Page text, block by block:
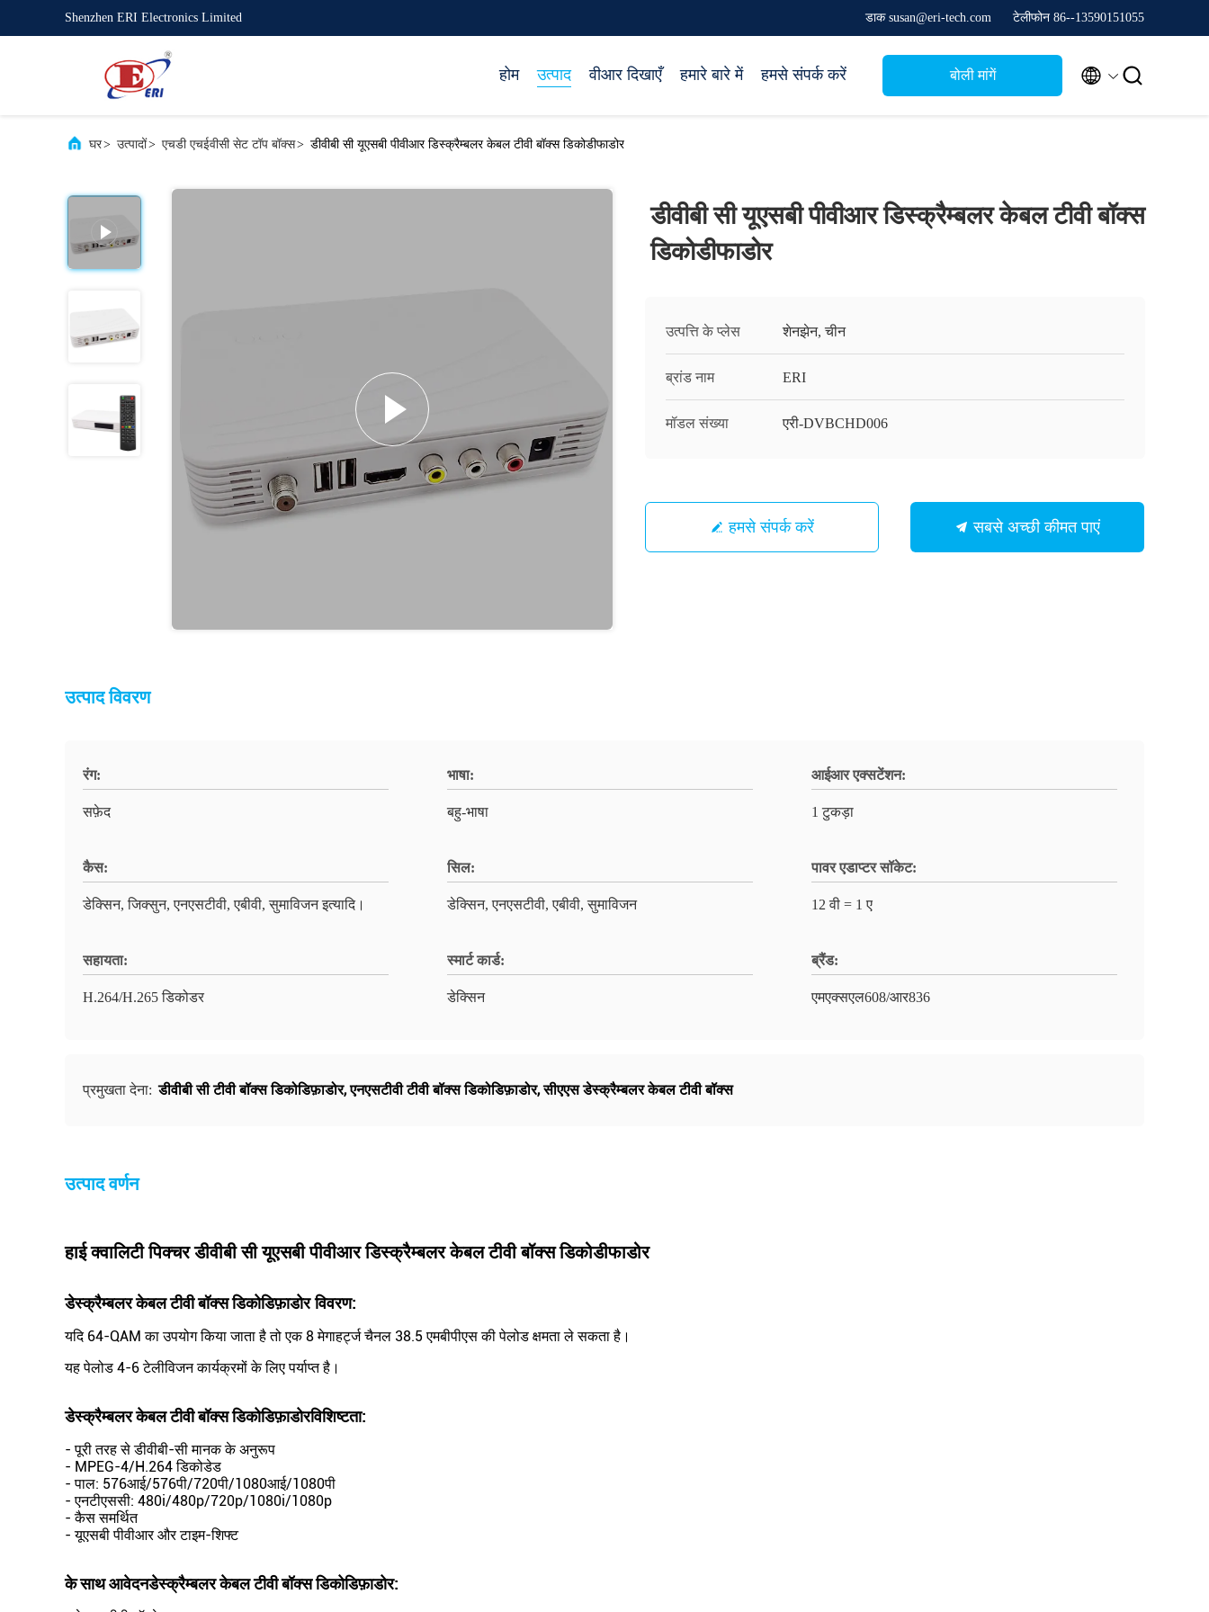
Shenzhen ERI Electronics Limited डाक susan@eri-tech.com टेलीफोन 86--13590151055
होम उत्पाद वीआर दिखाएँ हमारे बारे में हमसे संपर्क करें बोली मांगें  
घर> उत्पादों> एचडी एचईवीसी सेट टॉप बॉक्स> डीवीबी सी यूएसबी पीवीआर डिस्क्रैम्बलर केबल टीवी बॉक्स डिकोडीफाडोर
डीवीबी सी यूएसबी पीवीआर डिस्क्रैम्बलर केबल टीवी बॉक्स
डिकोडीफाडोर
उत्पत्ति के प्लेस शेनझेन, चीन
ब्रांड नाम ERI
मॉडल संख्या एरी-DVBCHD006
हमसे संपर्क करें सबसे अच्छी कीमत पाएं
उत्पाद विवरण
रंग:
सफ़ेद
भाषा:
बहु-भाषा
आईआर एक्सटेंशन:
1 टुकड़ा
कैस:
डेक्सिन, जिक्सुन, एनएसटीवी, एबीवी, सुमाविजन इत्यादि।
सिल:
डेक्सिन, एनएसटीवी, एबीवी, सुमाविजन
पावर एडाप्टर सॉकेट:
12 वी = 1 ए
सहायता:
H.264/H.265 डिकोडर
स्मार्ट कार्ड:
डेक्सिन
ब्रैंड:
एमएक्सएल608/आर836
प्रमुखता देना: डीवीबी सी टीवी बॉक्स डिकोडिफ़ाडोर,एनएसटीवी टीवी बॉक्स डिकोडिफ़ाडोर,सीएएस डेस्क्रैम्बलर केबल टीवी बॉक्स
उत्पाद वर्णन
हाई क्वालिटी पिक्चर डीवीबी सी यूएसबी पीवीआर डिस्क्रैम्बलर केबल टीवी बॉक्स डिकोडीफाडोर
डेस्क्रैम्बलर केबल टीवी बॉक्स डिकोडिफ़ाडोर विवरण:
यदि 64-QAM का उपयोग किया जाता है तो एक 8 मेगाहर्ट्ज चैनल 38.5 एमबीपीएस की पेलोड क्षमता ले सकता है।
यह पेलोड 4-6 टेलीविजन कार्यक्रमों के लिए पर्याप्त है।
डेस्क्रैम्बलर केबल टीवी बॉक्स डिकोडिफ़ाडोरविशिष्टता:
- पूरी तरह से डीवीबी-सी मानक के अनुरूप
- MPEG-4/H.264 डिकोडेड
- पाल: 576आई/576पी/720पी/1080आई/1080पी
- एनटीएससी: 480i/480p/720p/1080i/1080p
- कैस समर्थित
- यूएसबी पीवीआर और टाइम-शिफ्ट
के साथ आवेदनडेस्क्रैम्बलर केबल टीवी बॉक्स डिकोडिफ़ाडोर: